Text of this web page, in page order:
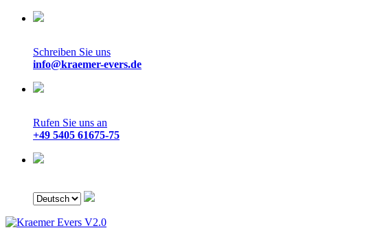
Schreiben Sie uns
info@kraemer-evers.de
Rufen Sie uns an
+49 5405 61675-75